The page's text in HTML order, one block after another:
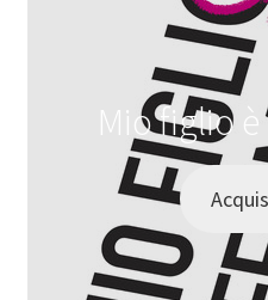
Mio figlio